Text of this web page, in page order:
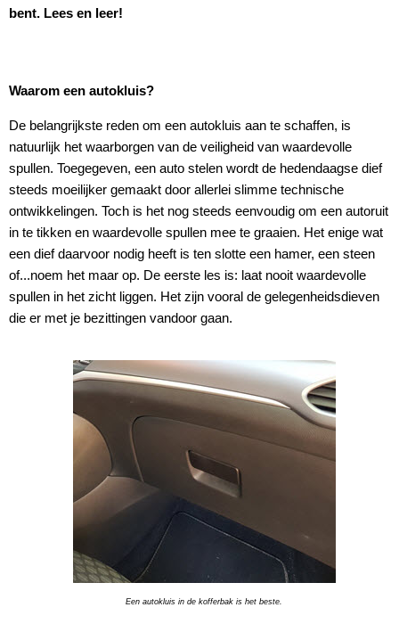
bent. Lees en leer!
Waarom een autokluis?
De belangrijkste reden om een autokluis aan te schaffen, is
natuurlijk het waarborgen van de veiligheid van waardevolle
spullen. Toegegeven, een auto stelen wordt de hedendaagse dief
steeds moeilijker gemaakt door allerlei slimme technische
ontwikkelingen. Toch is het nog steeds eenvoudig om een autoruit
in te tikken en waardevolle spullen mee te graaien. Het enige wat
een dief daarvoor nodig heeft is ten slotte een hamer, een steen
of...noem het maar op. De eerste les is: laat nooit waardevolle
spullen in het zicht liggen. Het zijn vooral de gelegenheidsdieven
die er met je bezittingen vandoor gaan.
Een autokluis in de kofferbak is het beste.